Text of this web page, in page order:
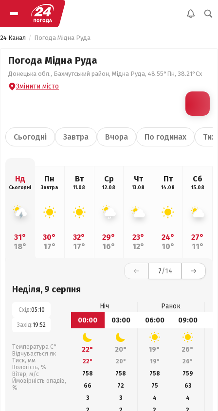
24 Канал Погода Мідна Руда
Погода Мідна Руда
Донецька обл., Бахмутський район, Мідна Руда, 48.55°Пн, 38.21°Сх
Змінити місто
Сьогодні Завтра Вчора По годинах
Нд
Сьогодні
31°
18°
Пн
Завтра
30°
17°
Вт
11.08
32°
17°
Ср
12.08
29°
16°
Чт
13.08
23°
12°
Пт
14.08
24°
10°
Сб
15.08
27°
11°
7/14
Неділя, 9 серпня
Схід:05:10
Захід:19:52
Температура С°
Відчувається як
Тиск, мм
Вологість, %
Вітер, м/с
Ймовірність опадів,
%
Ніч
Ранок
00:00
03:00 06:00 09:00
22° 20° 19° 26°
22° 20° 19° 26°
758
758 758 759
66
72 75 63
3
3 4
4